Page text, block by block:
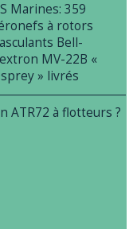
Marines: 359
à rotors
Bell-
MV-22B «
» livrés
ATR72 à flotteurs ?